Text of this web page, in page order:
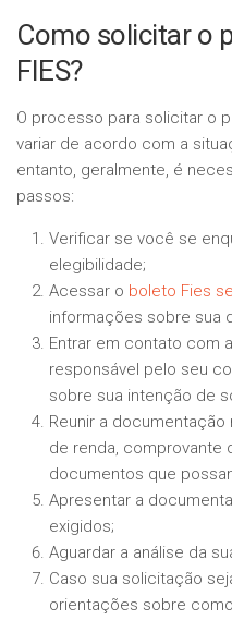
Como solicitar o
FIES?
O processo para solicitar o
variar de acordo com a
entanto, geralmente, é
passos:
Verificar se você se
elegibilidade;
Acessar o boleto Fies
informações sobre sua
Entrar em contato com
responsável pelo seu
sobre sua intenção de
Reunir a
de renda, comprovante
documentos que
Apresentar a
exigidos;
Aguardar a análise da
Caso sua solicitação
orientações sobre